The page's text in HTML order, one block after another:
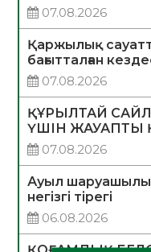
07.08.2026
Қаржылық
бағытталған
07.08.2026
ҚҰРЫЛТАЙ
ҮШІН ЖАУАПТЫ
07.08.2026
Ауыл
негізгі тірегі
06.08.2026